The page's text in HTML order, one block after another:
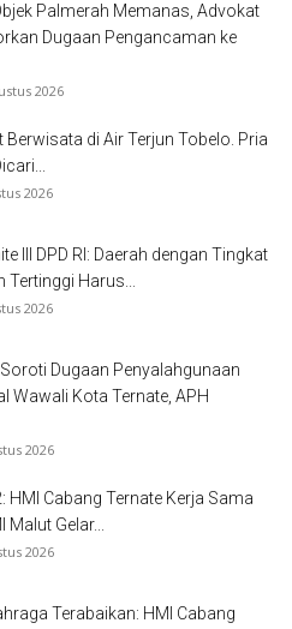
Palmerah Memanas, Advokat
Dugaan Pengancaman ke
2026
Berwisata di Air Terjun Tobelo. Pria
2026
III DPD RI: Daerah dengan Tingkat
Tertinggi Harus...
2026
Dugaan Penyalahgunaan
Wawali Kota Ternate, APH
2026
HMI Cabang Ternate Kerja Sama
Malut Gelar...
2026
Terabaikan: HMI Cabang